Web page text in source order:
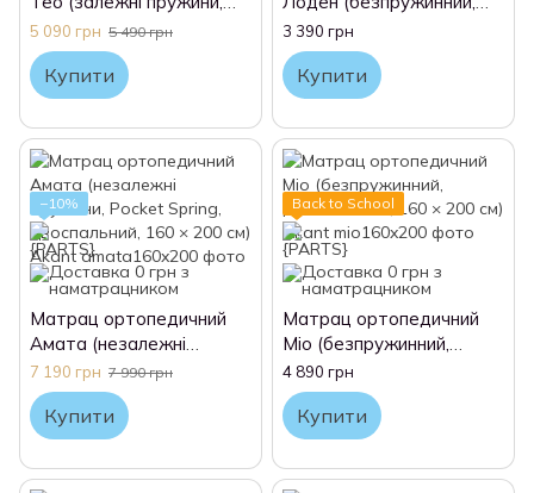
Bonnel, двоспальний, 160
× 200 см) Akant
5 090 грн 5 490 грн
Купити
двоспальний, 160 × 200
см) Akant
3 390 грн
Купити
−10%
Матрац ортопедичний
Амата (незалежні
пружини, Pocket Spring,
двоспальний, 160 × 200
см) Akant
7 190 грн 7 990 грн
Купити
Back to School
Матрац ортопедичний
Міо (безпружинний,
двоспальний, 160 × 200
см) Akant
4 890 грн
Купити